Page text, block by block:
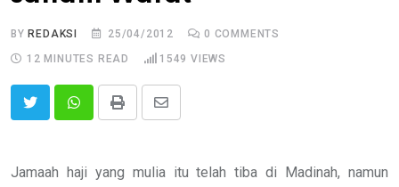
BYREDAKSI 25/04/2012 0 COMMENTS
12 MINUTES READ
1549 VIEWS
Print
Share
Email
Jamaah haji yang mulia itu telah tiba di Madinah, namun